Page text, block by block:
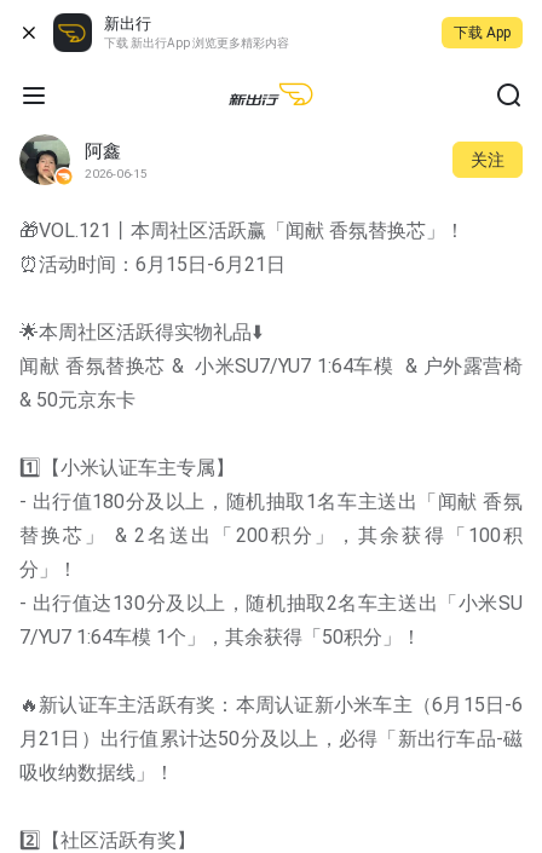
新出行
下载 新出行App 浏览更多精彩内容
下载 App
阿鑫
2026-06-15
关注
🎁VOL.121丨本周社区活跃赢「闻献 香氛替换芯」！
⏰活动时间：6月15日-6月21日
🌟本周社区活跃得实物礼品⬇️
闻献 香氛替换芯 &  小米SU7/YU7 1:64车模  & 户外露营椅
& 50元京东卡
1️⃣【小米认证车主专属】
- 出行值180分及以上，随机抽取1名车主送出「闻献 香氛
替换芯」 & 2名送出「200积分」，其余获得「100积
分」！
- 出行值达130分及以上，随机抽取2名车主送出「小米SU
7/YU7 1:64车模 1个」，其余获得「50积分」！
🔥新认证车主活跃有奖：本周认证新小米车主（6月15日-6
月21日）出行值累计达50分及以上，必得「新出行车品-磁
吸收纳数据线」！
2️⃣【社区活跃有奖】